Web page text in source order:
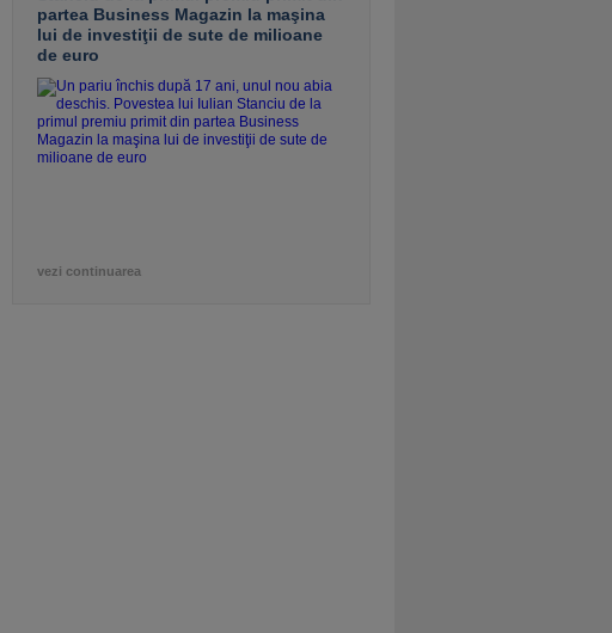
partea Business Magazin la maşina
lui de investiţii de sute de milioane
de euro
vezi continuarea